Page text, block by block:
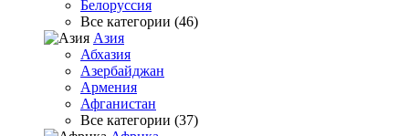
Белоруссия
Все категории (46)
Азия
Абхазия
Азербайджан
Армения
Афганистан
Все категории (37)